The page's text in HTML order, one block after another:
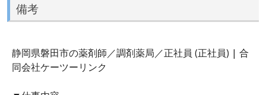
備考
静岡県磐田市の薬剤師／調剤薬局／正社員 (正社員) | 合
同会社ケーツーリンク